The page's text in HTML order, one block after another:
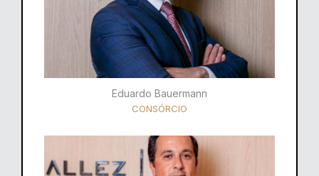
Eduardo Bauermann
CONSÓRCIO